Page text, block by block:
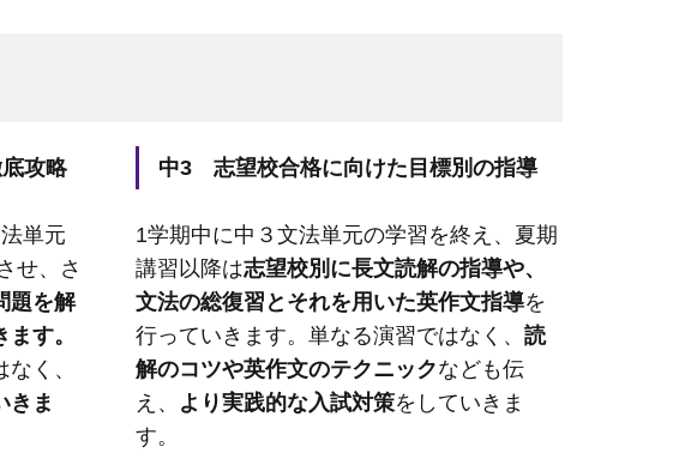
攻略
単元
せ、さ
題を解
す。
く、
きま
中3 志望校合格に向けた目標別の指導
1学期中に中３文法単元の学習を終え、夏期
講習以降は志望校別に長文読解の指導や、
文法の総復習とそれを用いた英作文指導を
行っていきます。単なる演習ではなく、 読
解のコツや英作文のテクニックなども伝
え、 より実践的な入試対策をしていきま
す。